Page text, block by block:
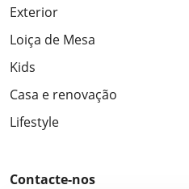
Exterior
Loiça de Mesa
Kids
Casa e renovação
Lifestyle
Contacte-nos